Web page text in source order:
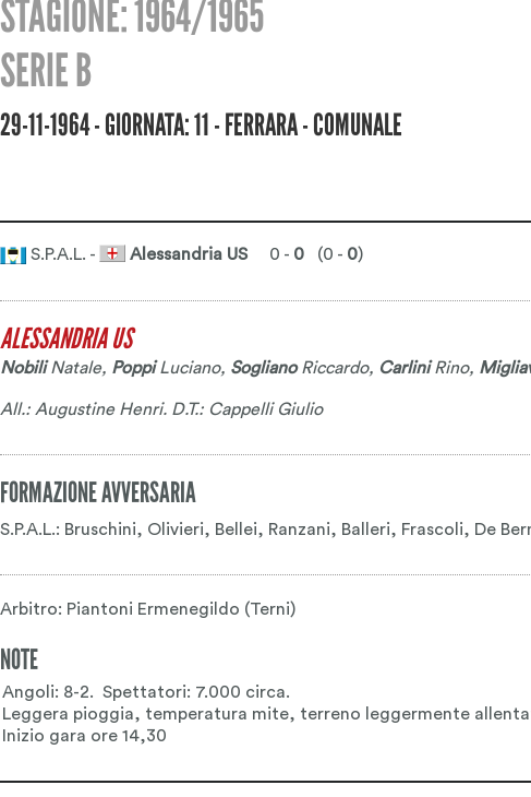
STAGIONE: 1964/1965
SERIE B
29-11-1964 - GIORNATA: 11 - FERRARA - COMUNALE
S.P.A.L. - Alessandria US0 - 0 (0 - 0)
ALESSANDRIA US
NobiliNatale, PoppiLuciano, SoglianoRiccardo, CarliniRino,
All.: Augustine Henri. D.T.: Cappelli Giulio
FORMAZIONE AVVERSARIA
S.P.A.L.: Bruschini, Olivieri, Bellei, Ranzani, Balleri, Frascoli, De
Arbitro: Piantoni Ermenegildo (Terni)
NOTE